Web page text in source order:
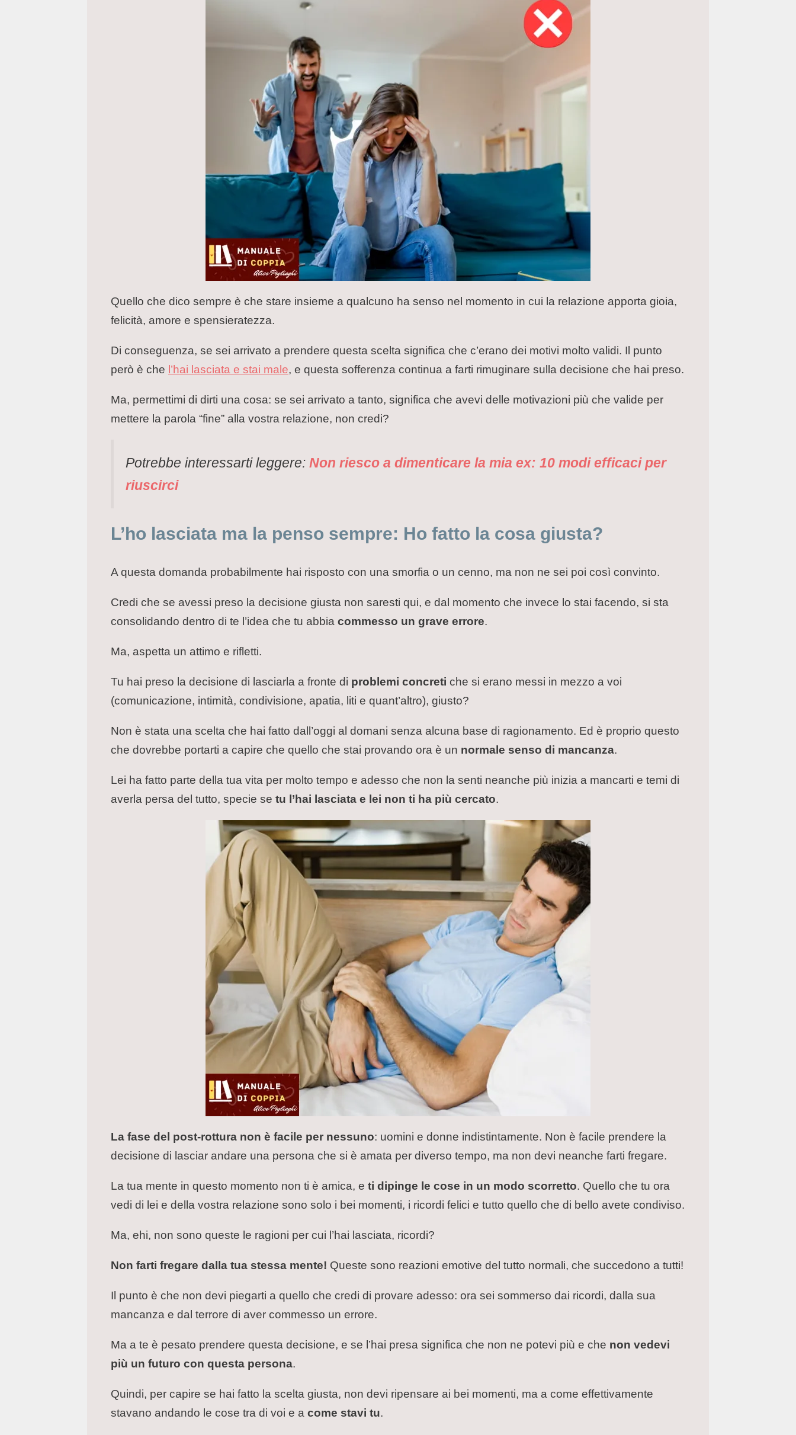
Quello che dico sempre è che stare insieme a qualcuno ha senso nel momento in cui la relazione apporta gioia,
felicità, amore e spensieratezza.
Di conseguenza, se sei arrivato a prendere questa scelta significa che c’erano dei motivi molto validi. Il punto
però è che l’hai lasciata e stai male, e questa sofferenza continua a farti rimuginare sulla decisione che hai preso.
Ma, permettimi di dirti una cosa: se sei arrivato a tanto, significa che avevi delle motivazioni più che valide per
mettere la parola “fine” alla vostra relazione, non credi?
Potrebbe interessarti leggere: Non riesco a dimenticare la mia ex: 10 modi efficaci per
riuscirci
L’ho lasciata ma la penso sempre: Ho fatto la cosa giusta?
A questa domanda probabilmente hai risposto con una smorfia o un cenno, ma non ne sei poi così convinto.
Credi che se avessi preso la decisione giusta non saresti qui, e dal momento che invece lo stai facendo, si sta
consolidando dentro di te l’idea che tu abbia commesso un grave errore.
Ma, aspetta un attimo e rifletti.
Tu hai preso la decisione di lasciarla a fronte di problemi concreti che si erano messi in mezzo a voi
(comunicazione, intimità, condivisione, apatia, liti e quant’altro), giusto?
Non è stata una scelta che hai fatto dall’oggi al domani senza alcuna base di ragionamento. Ed è proprio questo
che dovrebbe portarti a capire che quello che stai provando ora è un normale senso di mancanza.
Lei ha fatto parte della tua vita per molto tempo e adesso che non la senti neanche più inizia a mancarti e temi di
averla persa del tutto, specie se tu l’hai lasciata e lei non ti ha più cercato.
La fase del post-rottura non è facile per nessuno: uomini e donne indistintamente. Non è facile prendere la
decisione di lasciar andare una persona che si è amata per diverso tempo, ma non devi neanche farti fregare.
La tua mente in questo momento non ti è amica, e ti dipinge le cose in un modo scorretto. Quello che tu ora
vedi di lei e della vostra relazione sono solo i bei momenti, i ricordi felici e tutto quello che di bello avete condiviso.
Ma, ehi, non sono queste le ragioni per cui l’hai lasciata, ricordi?
Non farti fregare dalla tua stessa mente! Queste sono reazioni emotive del tutto normali, che succedono a tutti!
Il punto è che non devi piegarti a quello che credi di provare adesso: ora sei sommerso dai ricordi, dalla sua
mancanza e dal terrore di aver commesso un errore.
Ma a te è pesato prendere questa decisione, e se l’hai presa significa che non ne potevi più e che non vedevi
più un futuro con questa persona.
Quindi, per capire se hai fatto la scelta giusta, non devi ripensare ai bei momenti, ma a come effettivamente
stavano andando le cose tra di voi e a come stavi tu.